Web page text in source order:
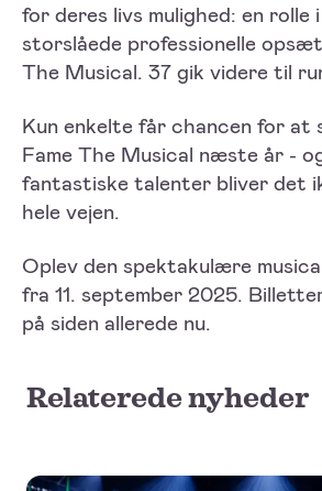
for deres livs mulighed: en rolle
storslåede professionelle
The Musical. 37 gik videre til
Kun enkelte får chancen for at
Fame The Musical næste år -
fantastiske talenter bliver det
hele vejen.
Oplev den spektakulære
fra 11. september 2025.
på siden allerede nu.
Relaterede nyheder